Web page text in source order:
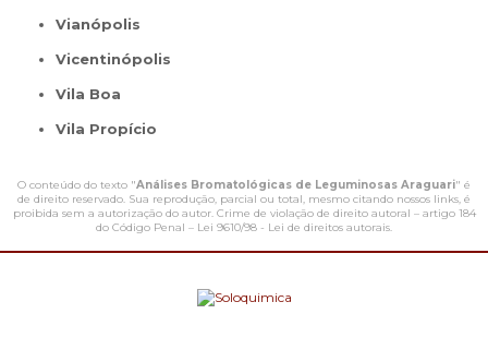
Vianópolis
Vicentinópolis
Vila Boa
Vila Propício
O conteúdo do texto "Análises Bromatológicas de Leguminosas Araguari" é
de direito reservado. Sua reprodução, parcial ou total, mesmo citando nossos links, é
proibida sem a autorização do autor. Crime de violação de direito autoral – artigo 184
do Código Penal – Lei 9610/98 - Lei de direitos autorais.